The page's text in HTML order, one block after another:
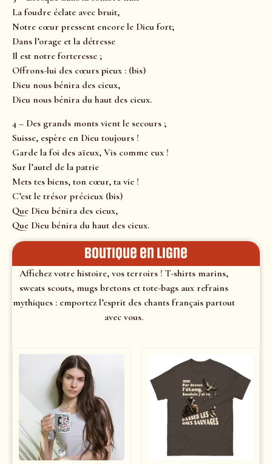
La foudre éclate avec bruit,
Notre cœur pressent encore le Dieu fort;
Dans l’orage et la détresse
Il est notre forteresse ;
Offrons-lui des cœurs pieux : (bis)
Dieu nous bénira des cieux,
Dieu nous bénira du haut des cieux.
4 – Des grands monts vient le secours ;
Suisse, espère en Dieu toujours !
Garde la foi des aïeux, Vis comme eux !
Sur l’autel de la patrie
Mets tes biens, ton cœur, ta vie !
C’est le trésor précieux (bis)
Que Dieu bénira des cieux,
Que Dieu bénira du haut des cieux.
Boutique en ligne
Affichez votre histoire, vos terroirs ! T-shirts marins,
sweats scouts, mugs bretons et tote-bags aux refrains
mythiques : emportez l’esprit des chants français partout
avec vous.